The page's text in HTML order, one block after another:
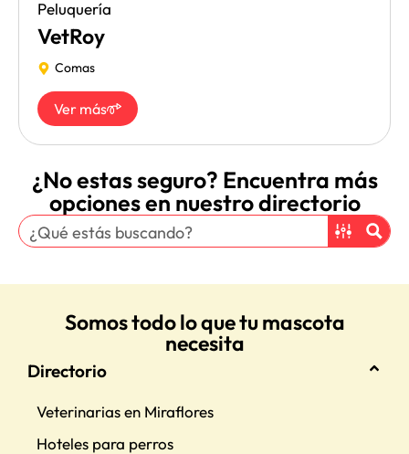
Peluquería
VetRoy
Comas
Ver más
¿No estas seguro? Encuentra más
opciones en nuestro directorio
Somos todo lo que tu mascota
necesita
Directorio
Veterinarias en Miraflores
Hoteles para perros